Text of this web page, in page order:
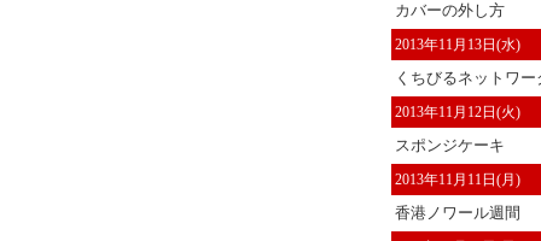
カバーの外し方
2013年11月13日(水)
くちびるネットワー
2013年11月12日(火)
スポンジケーキ
2013年11月11日(月)
香港ノワール週間